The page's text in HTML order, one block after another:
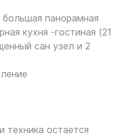
панорамная
кухня -гостиная (21
сан узел и 2
техника остается